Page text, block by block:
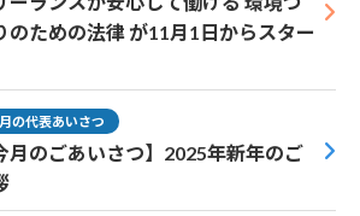
のための法律 が11月1日からスター
の代表あいさつ
月のごあいさつ】2025年新年のご